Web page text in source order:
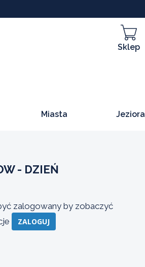
Sklep
Miasta Jeziora
- DZIEŃ
zalogowany by zobaczyć
ZALOGUJ